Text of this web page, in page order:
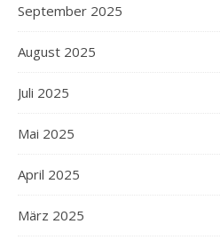
September 2025
August 2025
Juli 2025
Mai 2025
April 2025
März 2025